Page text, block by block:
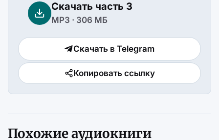
Скачать часть 3
MP3 · 306 МБ
Скачать в Telegram
Копировать ссылку
Похожие аудиокниги